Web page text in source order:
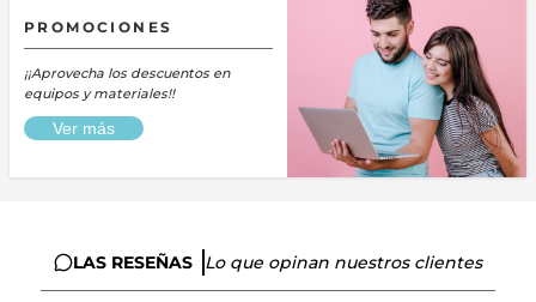
PROMOCIONES
¡¡Aprovecha los descuentos en
equipos y materiales!!
Ver más
LAS RESEÑAS Lo que opinan nuestros clientes